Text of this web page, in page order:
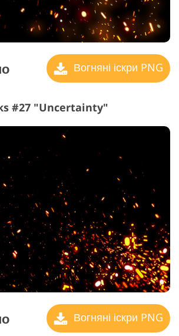
Вогняні іскри PNG
#27 "Uncertainty"
Вогняні іскри PNG